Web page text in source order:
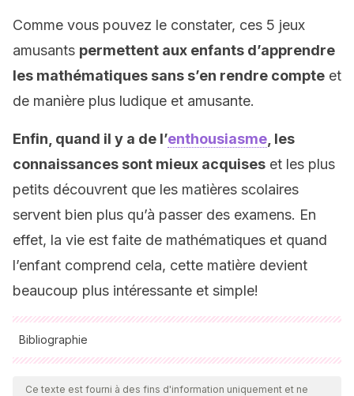
Comme vous pouvez le constater, ces 5 jeux
amusants permettent aux enfants d’apprendre
les mathématiques sans s’en rendre compte et
de manière plus ludique et amusante.
Enfin, quand il y a de l’enthousiasme , les
connaissances sont mieux acquises et les plus
petits découvrent que les matières scolaires
servent bien plus qu’à passer des examens. En
effet, la vie est faite de mathématiques et quand
l’enfant comprend cela, cette matière devient
beaucoup plus intéressante et simple!
Bibliographie
Toutes les sources citées ont été examinées en profondeur
par notre équipe pour garantir leur qualité, leur fiabilité, leur
Ce texte est fourni à des fins d'information uniquement et ne